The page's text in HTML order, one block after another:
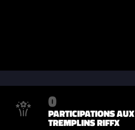
0
PARTICIPATIONS AUX
TREMPLINS RIFFX